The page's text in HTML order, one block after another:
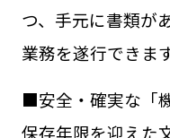
つ、手元に書類が
業務を遂行できます
■安全・確実な「
保存年限を迎えた